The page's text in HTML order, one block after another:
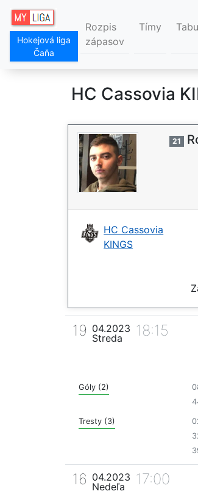
Hokejová liga
Čaňa
Rozpis
zápasov
Tímy
HC Cassovia
21
HC Cassovia
KINGS
19 04.2023
Streda
18:15
Góly (2)
Tresty (3)
16 04.2023
Nedeľa
17:00